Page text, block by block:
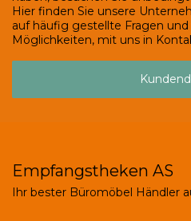
Hier finden Sie unsere
auf häufig gestellte Fragen
Möglichkeiten, mit uns in
Empfangstheken AS
Ihr bester Büromöbel Händler